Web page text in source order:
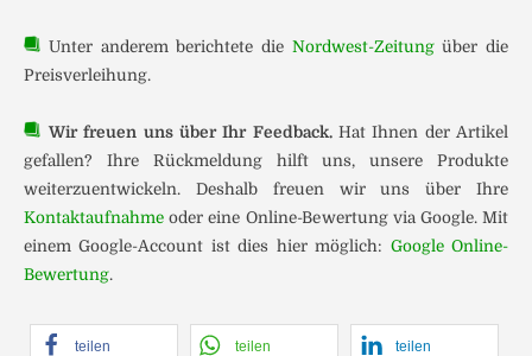
Unter anderem berichtete die Nordwest-Zeitungüber die
Preisverleihung.
Wir freuen uns über Ihr Feedback.Hat Ihnen der Artikel
gefallen? Ihre Rückmeldung hilft uns, unsere Produkte
weiterzuentwickeln. Deshalb freuen wir uns über Ihre
Kontaktaufnahme oder eine Online-Bewertung via Google. Mit
einem Google-Account ist dies hier möglich: Google Online-
Bewertung.
teilen teilen teilen